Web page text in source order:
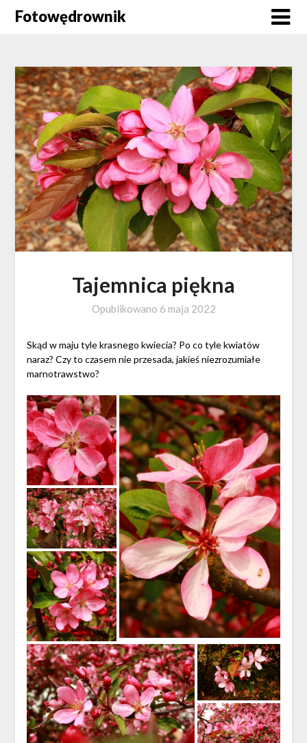
SkipFotowędrownik
Tajemnica piękna
Opublikowano 6 maja 2022
Skąd w maju tyle krasnego kwiecia? Po co tyle kwiatów
naraz? Czy to czasem nie przesada, jakieś niezrozumiałe
marnotrawstwo?